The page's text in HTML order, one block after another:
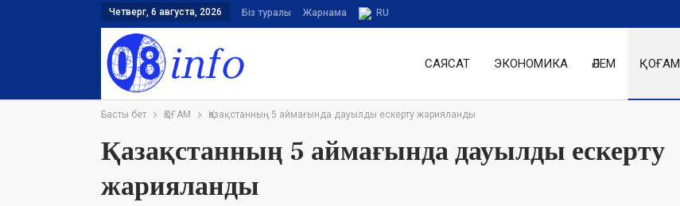
Четверг, 6 августа, 2026 Біз туралы Жарнама RU
САЯСАТ ЭКОНОМИКА ӘЛЕМ ҚОҒАМ
Басты бет ҚОҒАМ Қазақстанның 5 аймағында дауылды ескерту жарияланды
Қазақстанның 5 аймағында дауылды ескерту
жарияланды